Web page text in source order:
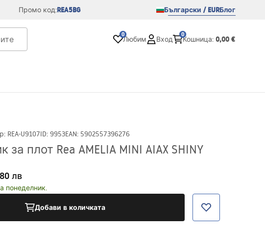
Промо код:REA5BG Български / EURБлог
0
Любим Вход
0
Кошница: 0,00 €
: REA-U9107ID: 9953EAN: 5902557396276
за плот Rea AMELIA MINI AIAX SHINY
лв
понеделник.
Добави в количката